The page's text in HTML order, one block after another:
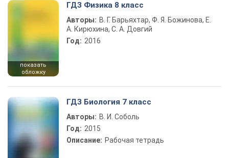
показать
обложку
ГДЗ Физика 8 класс
Авторы: В. Г. Барьяхтар, Ф. Я. Божинова, Е.
А. Кирюхина, С. А. Довгий
Год: 2016
ГДЗ Биология 7 класс
Авторы: В. И. Соболь
Год: 2015
Описание: Рабочая тетрадь